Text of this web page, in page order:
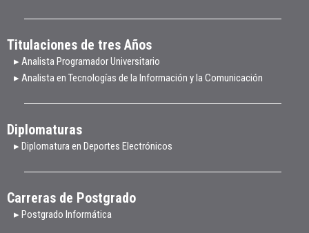
Titulaciones de tres Años
▸ Analista Programador Universitario
▸ Analista en Tecnologías de la Información y la Comunicación
Diplomaturas
▸ Diplomatura en Deportes Electrónicos
Carreras de Postgrado
▸ Postgrado Informática